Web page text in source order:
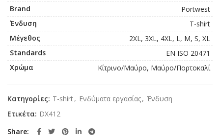
Brand
Portwest
Ένδυση
T-shirt
Μέγεθος
2XL, 3XL, 4XL, L, M, S, XL
Standards
EN ISO 20471
Χρώμα
Κίτρινο/Μαύρο, Μαύρο/Πορτοκαλί
Κατηγορίες: T-shirt, Ενδύματα εργασίας, Ένδυση
Ετικέτα: DX412
Share